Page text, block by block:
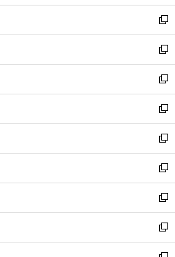
開
く
ウ
で
開
く
ン
ド
ウ
で
開
く
ウ
ィ
ン
ド
ウ
で
開
く
新
し
い
ウ
ィ
ン
ド
ウ
で
開
く
新
し
い
ウ
ィ
ン
ド
ウ
で
開
く
新
し
い
ウ
ィ
ン
ド
ウ
で
開
く
新
し
い
ウ
ィ
ン
ド
ウ
で
開
新
し
い
ウ
ィ
ン
ド
ウ
新
し
い
ウ
ィ
ン
新
し
い
ウ
新
し